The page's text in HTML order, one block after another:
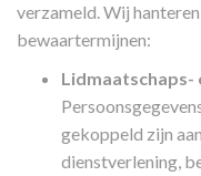
verzameld. Wij
bewaartermijnen:
Lidmaatschaps-
gekoppeld zijn
dienstverlening,